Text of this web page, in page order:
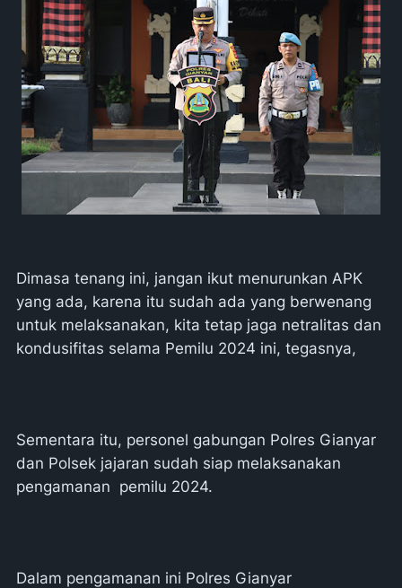
Dimasa tenang ini, jangan ikut menurunkan APK
yang ada, karena itu sudah ada yang berwenang
untuk melaksanakan, kita tetap jaga netralitas dan
kondusifitas selama Pemilu 2024 ini, tegasnya,
Sementara itu, personel gabungan Polres Gianyar
dan Polsek jajaran sudah siap melaksanakan
pengamanan pemilu 2024.
Dalam pengamanan ini Polres Gianyar